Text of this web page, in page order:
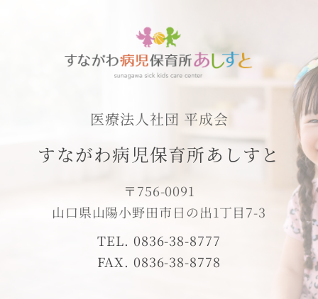
医療法人社団 平成会
すながわ病児保育所あしすと
〒756-0091
山口県山陽小野田市日の出1丁目7-3
TEL. 0836-38-8777
FAX. 0836-38-8778